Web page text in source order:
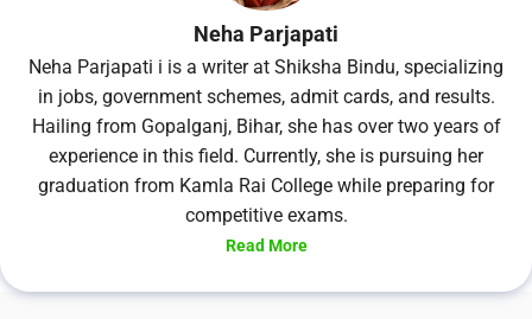
Neha Parjapati
Neha Parjapati i is a writer at Shiksha Bindu, specializing
in jobs, government schemes, admit cards, and results.
Hailing from Gopalganj, Bihar, she has over two years of
experience in this field. Currently, she is pursuing her
graduation from Kamla Rai College while preparing for
competitive exams.
Read More